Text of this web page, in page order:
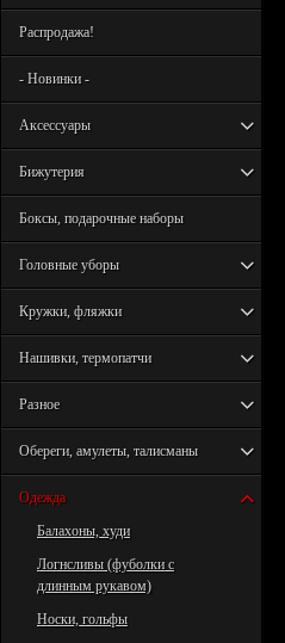
Распродажа!
- Новинки -
Аксессуары
Бижутерия
Боксы, подарочные наборы
Головные уборы
Кружки, фляжки
Нашивки, термопатчи
Разное
Обереги, амулеты, талисманы
Одежда
Балахоны, худи
Логнсливы (фуболки с
длинным рукавом)
Носки, гольфы